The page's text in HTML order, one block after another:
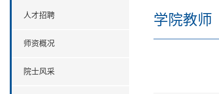
人才招聘
师资概况
院士风采
学院教师